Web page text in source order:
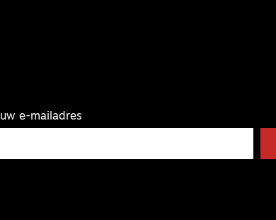
uw e-mailadres